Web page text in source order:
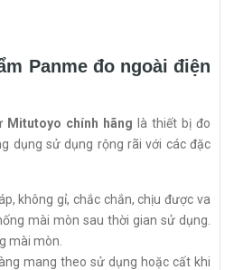
Panme đo ngoài điện
Mitutoyo chính hãng là thiết bị đo
dụng sử dụng rộng rãi với các đặc
không gỉ, chắc chắn, chịu được va
mài mòn sau thời gian sử dụng.
mài mòn.
mang theo sử dụng hoặc cất khi